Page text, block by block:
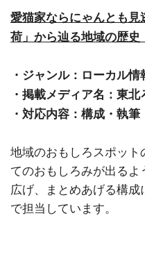
愛猫家ならにゃんとも
荷」から辿る地域の歴史
・ジャンル：ローカル情
・掲載メディア名：東
・対応内容：構成・執筆
地域のおもしろスポッ
てのおもしろみが出る
広げ、まとめあげる構
で担当しています。